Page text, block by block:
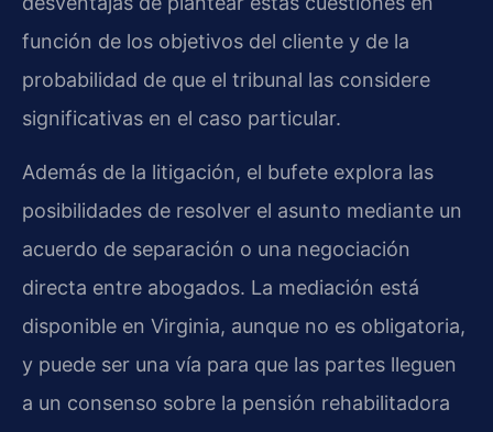
función de los objetivos del cliente y de la
probabilidad de que el tribunal las considere
significativas en el caso particular.
Además de la litigación, el bufete explora las
posibilidades de resolver el asunto mediante un
acuerdo de separación o una negociación
directa entre abogados. La mediación está
disponible en Virginia, aunque no es obligatoria,
y puede ser una vía para que las partes lleguen
a un consenso sobre la pensión rehabilitadora